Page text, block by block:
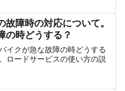
故障時の対応について。
の時どうする？
イクが急な故障の時どうする
ロードサービスの使い方の説